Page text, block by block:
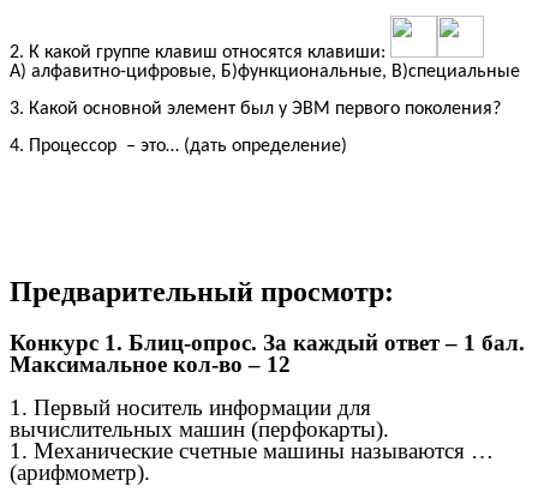
2. К какой группе клавиш относятся клавиши:
А) алфавитно-цифровые, Б)функциональные, В)специальные
3. Какой основной элемент был у ЭВМ первого поколения?
4. Процессор – это… (дать определение)
Предварительный просмотр:
Конкурс 1. Блиц-опрос. За каждый ответ – 1 бал.
Максимальное кол-во – 12
1. Первый носитель информации для
вычислительных машин (перфокарты).
1. Механические счетные машины называются …
(арифмометр).